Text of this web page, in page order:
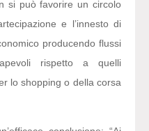
si può favorire un circolo
e l’innesto di
producendo flussi
rispetto a quelli
lo shopping o della corsa